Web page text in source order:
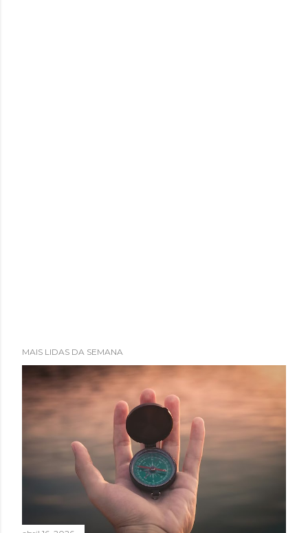
MAIS LIDAS DA SEMANA